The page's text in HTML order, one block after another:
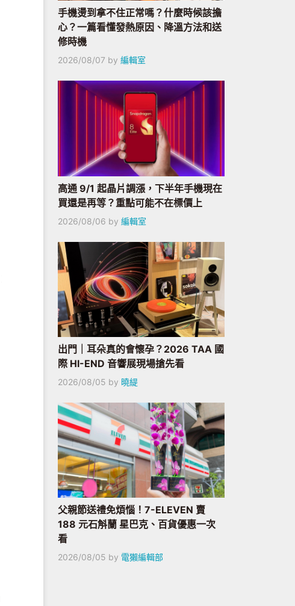
手機燙到拿不住正常嗎？什麼時候該擔
心？一篇看懂發熱原因、降溫方法和送
修時機
2026/08/07 by 編輯室
高通 9/1 起晶片調漲，下半年手機現在
買還是再等？重點可能不在標價上
2026/08/06 by 編輯室
出門｜耳朵真的會懷孕？2026 TAA 國
際 HI-END 音響展現場搶先看
2026/08/05 by 曉緹
父親節送禮免煩惱！7-ELEVEN 賣
188 元石斛蘭 星巴克、百貨優惠一次
看
2026/08/05 by 電獺編輯部